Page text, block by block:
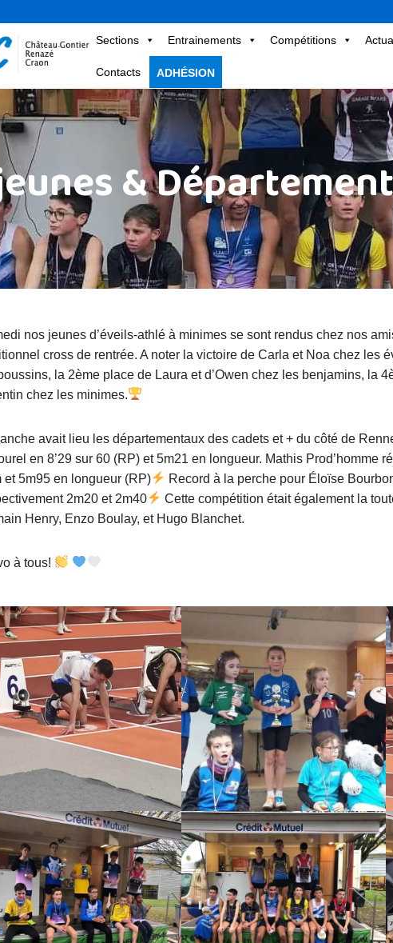
Sections Entrainements Compétitions
Contacts ADHÉSION
&
nos jeunes d’éveils-athlé à minimes se sont rendus chez nos
cross de rentrée. A noter la victoire de Carla et Noa chez les
la 2ème place de Laura et d’Owen chez les benjamins, la
chez les minimes.
avait lieu les départementaux des cadets et + du côté de
en 8’29 sur 60 (RP) et 5m21 en longueur. Mathis Prod’homme
et 5m95 en longueur (RP)
Record à la perche pour Éloïse
2m20 et 2m40
Cette compétition était également la
Henry, Enzo Boulay, et Hugo Blanchet.
à tous!